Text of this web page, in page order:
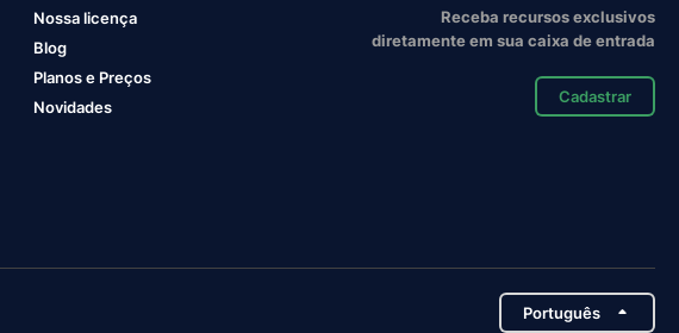
Nossa licença
Blog
Planos e Preços
Novidades
Receba recursos exclusivos
diretamente em sua caixa de entrada
Cadastrar
Português